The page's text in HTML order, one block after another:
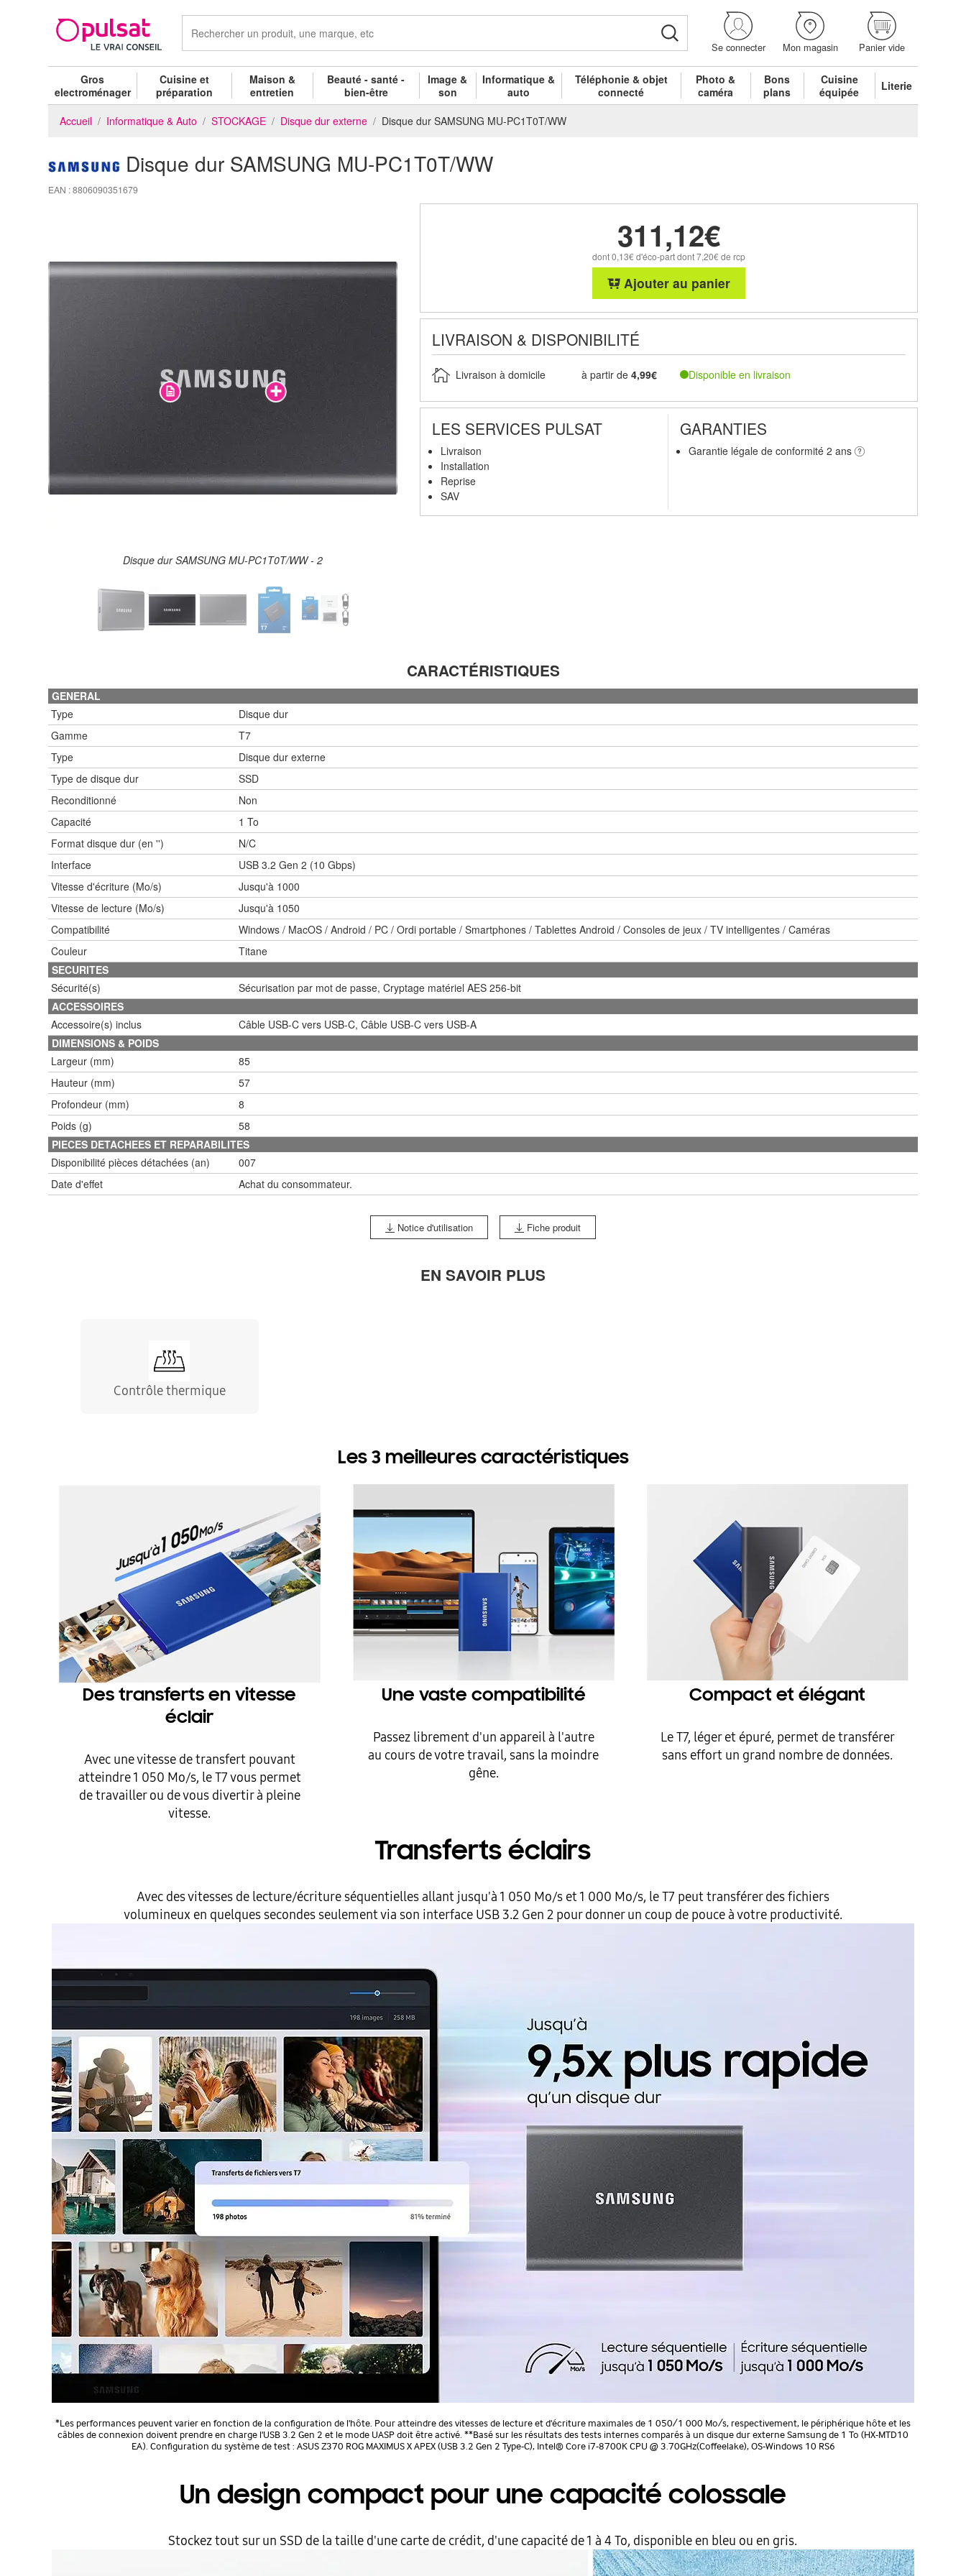
Se connecter Mon magasin Panier vide
Gros
electroménager
Cuisine et
préparation
Maison &
entretien
Beauté - santé -
bien-être
Image &
son
Informatique &
auto
Téléphonie & objet
connecté
Photo &
caméra
Bons
plans
Cuisine
équipée
Literie
Accueil Informatique & Auto STOCKAGE Disque dur externe Disque dur SAMSUNG MU-PC1T0T/WW
Disque dur SAMSUNG MU-PC1T0T/WW
EAN : 8806090351679
Disque dur SAMSUNG MU-PC1T0T/WW - 2
311,12€
dont 0,13€ d'éco-part dont 7,20€ de rcp
Ajouter au panier
LIVRAISON & DISPONIBILITÉ
Livraison à domicile à partir de4,99€ Disponible en livraison
LES SERVICES PULSAT
Livraison
Installation
Reprise
SAV
GARANTIES
Garantie légale de conformité 2 ans
CARACTÉRISTIQUES
GENERAL
Type
Disque dur
Gamme
T7
Type
Disque dur externe
Type de disque dur
SSD
Reconditionné
Non
Capacité
1 To
Format disque dur (en '')
N/C
Interface
USB 3.2 Gen 2 (10 Gbps)
Vitesse d'écriture (Mo/s)
Jusqu'à 1000
Vitesse de lecture (Mo/s)
Jusqu'à 1050
Compatibilité
Windows / MacOS / Android / PC / Ordi portable / Smartphones / Tablettes Android / Consoles de jeux / TV intelligentes / Caméras
Couleur
Titane
SECURITES
Sécurité(s)
Sécurisation par mot de passe, Cryptage matériel AES 256-bit
ACCESSOIRES
Accessoire(s) inclus
Câble USB-C vers USB-C, Câble USB-C vers USB-A
DIMENSIONS & POIDS
Largeur (mm)
85
Hauteur (mm)
57
Profondeur (mm)
8
Poids (g)
58
PIECES DETACHEES ET REPARABILITES
Disponibilité pièces détachées (an)
007
Date d'effet
Achat du consommateur.
Notice d'utilisation Fiche produit
EN SAVOIR PLUS
Contrôle thermique
Les 3 meilleures caractéristiques
Des transferts en vitesse
éclair
Avec une vitesse de transfert pouvant
atteindre 1 050 Mo/s, le T7 vous permet
de travailler ou de vous divertir à pleine
vitesse.
Une vaste compatibilité
Passez librement d'un appareil à l'autre
au cours de votre travail, sans la moindre
gêne.
Compact et élégant
Le T7, léger et épuré, permet de transférer
sans effort un grand nombre de données.
Transferts éclairs
Avec des vitesses de lecture/écriture séquentielles allant jusqu'à 1 050 Mo/s et 1 000 Mo/s, le T7 peut transférer des fichiers
volumineux en quelques secondes seulement via son interface USB 3.2 Gen 2 pour donner un coup de pouce à votre productivité.
*Les performances peuvent varier en fonction de la configuration de l'hôte. Pour atteindre des vitesses de lecture et d'écriture maximales de 1 050/1 000 Mo/s, respectivement, le périphérique hôte et les
câbles de connexion doivent prendre en charge l'USB 3.2 Gen 2 et le mode UASP doit être activé. **Basé sur les résultats des tests internes comparés à un disque dur externe Samsung de 1 To (HX-MTD10
EA). Configuration du système de test : ASUS Z370 ROG MAXIMUS X APEX (USB 3.2 Gen 2 Type-C), Intel® Core i7-8700K CPU @ 3.70GHz(Coffeelake), OS-Windows 10 RS6
Un design compact pour une capacité colossale
Stockez tout sur un SSD de la taille d'une carte de crédit, d'une capacité de 1 à 4 To, disponible en bleu ou en gris.